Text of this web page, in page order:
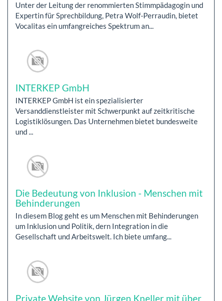
Unter der Leitung der renommierten Stimmpädagogin und
Expertin für Sprechbildung, Petra Wolf-Perraudin, bietet
Vocalitas ein umfangreiches Spektrum an...
INTERKEP GmbH
INTERKEP GmbH ist ein spezialisierter
Versanddienstleister mit Schwerpunkt auf zeitkritische
Logistiklösungen. Das Unternehmen bietet bundesweite
und ...
Die Bedeutung von Inklusion - Menschen mit
Behinderungen
In diesem Blog geht es um Menschen mit Behinderungen
um Inklusion und Politik, dern Integration in die
Gesellschaft und Arbeitswelt. Ich biete umfang...
Private Website von Jürgen Kneller mit über